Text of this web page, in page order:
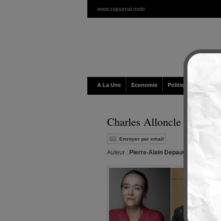
www.zejournal.mobi
A La Une Economie Politique /
Charles Alloncle accuse
Envoyer par email
Auteur : Pierre-Alain Depauw